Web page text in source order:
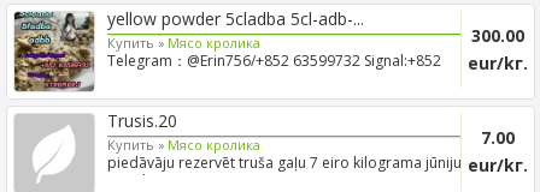
yellow powder 5cladba 5cl-adb-...
Купить »Mясо кролика
Telegram：@Erin756/+852 63599732 Signal:+852
300.00
eur/kг.
Trusis.20
Купить » Mясо кролика
piedāvāju rezervēt truša gaļu 7 eiro kilograma jūniju
atrodo...
7.00
eur/kг.